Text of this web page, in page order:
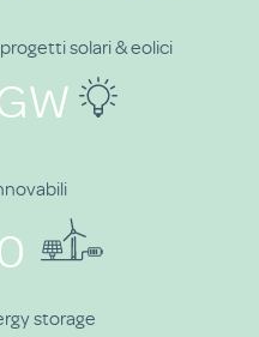
solari & eolici
storage